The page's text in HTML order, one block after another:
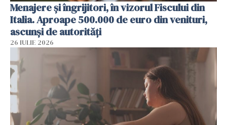
Menajere și îngrijitori, în vizorul Fiscului din
Italia. Aproape 500.000 de euro din venituri,
ascunși de autorități
26 IULIE 2026